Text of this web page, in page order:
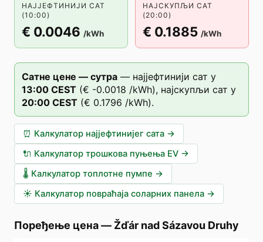
НАЈЈЕФТИНИЈИ САТ
(10:00)
€ 0.0046 /kWh
НАЈСКУПЉИ САТ
(20:00)
€ 0.1885 /kWh
Сатне цене — сутра — најјефтинији сат у
13:00 CEST (€ -0.0018 /kWh), најскупљи сат у
20:00 CEST (€ 0.1796 /kWh).
⏰ Калкулатор најјефтинијег сата →
🔌 Калкулатор трошкова пуњења EV →
🌡️ Калкулатор топлотне пумпе →
☀️ Калкулатор повраћаја соларних панела →
Поређење цена— Žďár nad Sázavou Druhy